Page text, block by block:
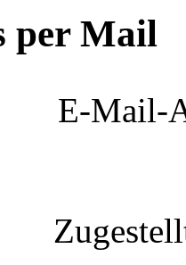
per Mail
E-Mail-